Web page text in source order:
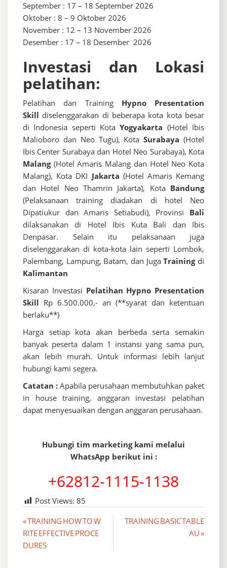
September : 17 – 18 September 2026
Oktober : 8 – 9 Oktober 2026
November : 12 – 13 November 2026
Desember : 17 – 18 Desember 2026
Investasi dan Lokasi
pelatihan:
Pelatihan dan Training Hypno Presentation
Skill diselenggarakan di beberapa kota kota besar
di Indonesia seperti KotaYogyakarta (Hotel Ibis
Malioboro dan Neo Tugu), KotaSurabaya (Hotel
Ibis Center Surabaya dan Hotel Neo Surabaya), Kota
Malang(Hotel Amaris Malang dan Hotel Neo Kota
Malang), Kota DKI Jakarta (Hotel Amaris Kemang
dan Hotel Neo Thamrin Jakarta), Kota Bandung
(Pelaksanaan training diadakan di hotel Neo
Dipatiukur dan Amaris Setiabudi), Provinsi Bali
dilaksanakan di Hotel Ibis Kuta Bali dan Ibis
Denpasar. Selain itu pelaksanaan juga
diselenggarakan di kota-kota lain seperti Lombok,
Palembang, Lampung, Batam, dan JugaTrainingdi
Kalimantan
Kisaran Investasi Pelatihan Hypno Presentation
Skill Rp 6.500.000,- an (**syarat dan ketentuan
berlaku**)
Harga setiap kota akan berbeda serta semakin
banyak peserta dalam 1 instansi yang sama pun,
akan lebih murah. Untuk informasi lebih lanjut
hubungi kami segera.
Catatan : Apabila perusahaan membutuhkan paket
in house training, anggaran investasi pelatihan
dapat menyesuaikan dengan anggaran perusahaan.
Hubungi tim marketing kami melalui
WhatsApp berikut ini :
+62812-1115-1138
Post Views: 85
Post
navigation
« TRAINING HOW TO W
RITE EFFECTIVE PROCE
DURES
TRAINING BASIC TABLE
AU »